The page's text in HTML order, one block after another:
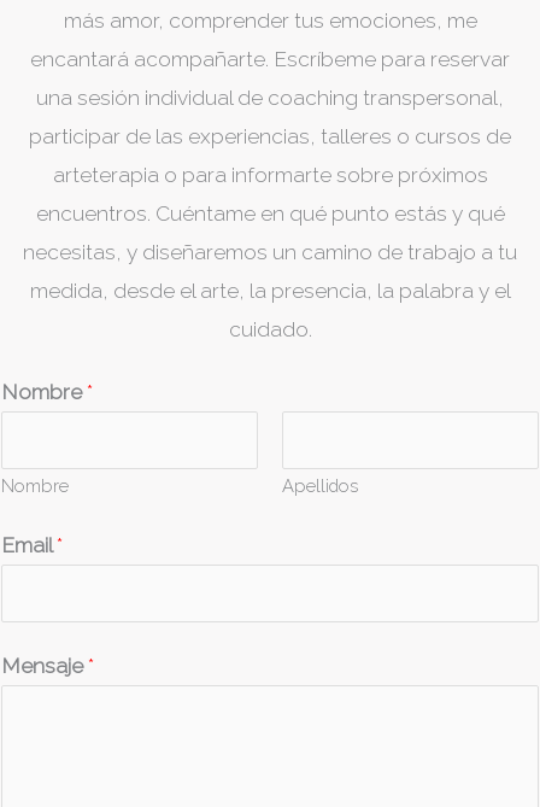
más amor, comprender tus emociones, me
encantará acompañarte. Escríbeme para reservar
una sesión individual de coaching transpersonal,
participar de las experiencias, talleres o cursos de
arteterapia o para informarte sobre próximos
encuentros. Cuéntame en qué punto estás y qué
necesitas, y diseñaremos un camino de trabajo a tu
medida, desde el arte, la presencia, la palabra y el
cuidado.
Nombre *
Nombre Apellidos
Email*
*
*
Mensaje *